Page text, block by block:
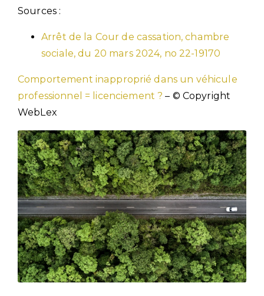
Sources :
Arrêt de la Cour de cassation, chambre
sociale, du 20 mars 2024, no 22-19170
Comportement inapproprié dans un véhicule
professionnel = licenciement ? – © Copyright
WebLex